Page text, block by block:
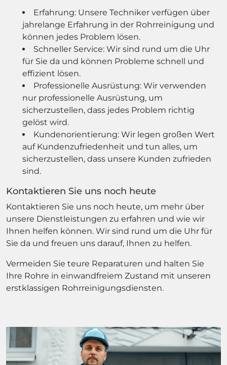
Erfahrung: Unsere Techniker verfügen über
jahrelange Erfahrung in der Rohrreinigung und
können jedes Problem lösen.
Schneller Service: Wir sind rund um die Uhr
für Sie da und können Probleme schnell und
effizient lösen.
Professionelle Ausrüstung: Wir verwenden
nur professionelle Ausrüstung, um
sicherzustellen, dass jedes Problem richtig
gelöst wird.
Kundenorientierung: Wir legen großen Wert
auf Kundenzufriedenheit und tun alles, um
sicherzustellen, dass unsere Kunden zufrieden
sind.
Kontaktieren Sie uns noch heute
Kontaktieren Sie uns noch heute, um mehr über
unsere Dienstleistungen zu erfahren und wie wir
Ihnen helfen können. Wir sind rund um die Uhr für
Sie da und freuen uns darauf, Ihnen zu helfen.
Vermeiden Sie teure Reparaturen und halten Sie
Ihre Rohre in einwandfreiem Zustand mit unseren
erstklassigen Rohrreinigungsdiensten.